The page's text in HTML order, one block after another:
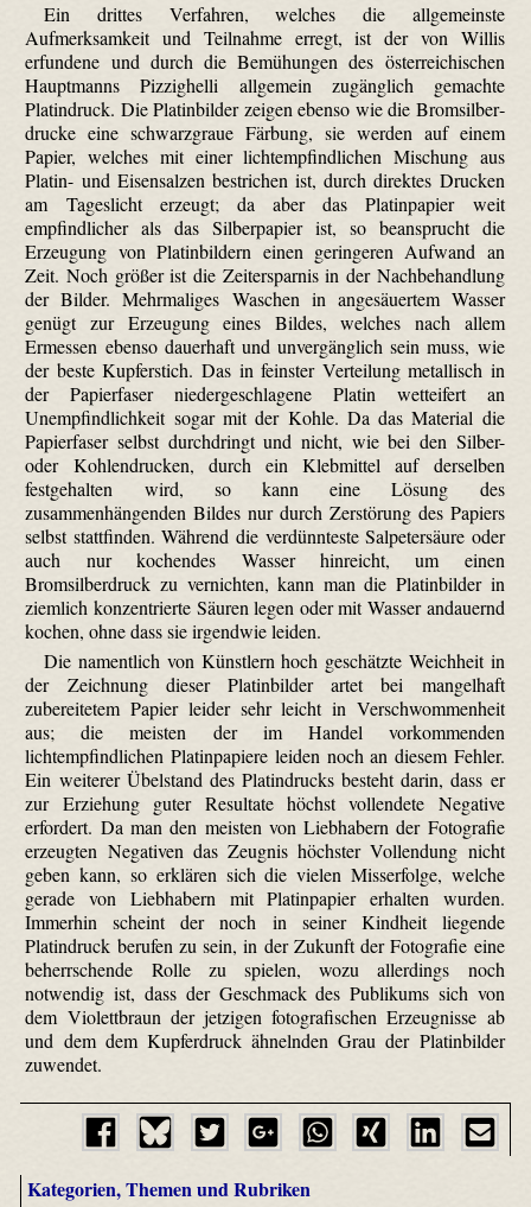
Ein drittes Verfahren, welches die allgemeinste
Aufmerksamkeit und Teilnahme erregt, ist der von Willis
erfundene und durch die Bemühungen des österreichischen
Hauptmanns Pizzighelli allgemein zugänglich gemachte
Platindruck. Die Platinbilder zeigen ebenso wie die Brom­silber­
drucke eine schwarzgraue Färbung, sie werden auf einem
Papier, welches mit einer lichtempfindlichen Mischung aus
Platin- und Eisensalzen bestrichen ist, durch direktes Drucken
am Tageslicht erzeugt; da aber das Platinpapier weit
empfindlicher als das Silberpapier ist, so beansprucht die
Erzeugung von Platinbildern einen geringeren Aufwand an
Zeit. Noch größer ist die Zeitersparnis in der Nachbehandlung
der Bilder. Mehrmaliges Waschen in angesäuertem Wasser
genügt zur Erzeugung eines Bildes, welches nach allem
Ermessen ebenso dauerhaft und unvergänglich sein muss, wie
der beste Kupferstich. Das in feinster Verteilung metallisch in
der Papierfaser niedergeschlagene Platin wetteifert an
Unempfindlichkeit sogar mit der Kohle. Da das Material die
Papierfaser selbst durchdringt und nicht, wie bei den Silber-
oder Kohlendrucken, durch ein Klebmittel auf derselben
festgehalten wird, so kann eine Lösung des
zusammenhängenden Bildes nur durch Zerstörung des Papiers
selbst stattfinden. Während die verdünnteste Salpetersäure oder
auch nur kochendes Wasser hinreicht, um einen
Bromsilberdruck zu vernichten, kann man die Platinbilder in
ziemlich konzentrierte Säuren legen oder mit Wasser andauernd
kochen, ohne dass sie irgendwie leiden.
Die namentlich von Künstlern hoch geschätzte Weichheit in
der Zeichnung dieser Platinbilder artet bei mangelhaft
zubereitetem Papier leider sehr leicht in Verschwommenheit
aus; die meisten der im Handel vorkommenden
lichtempfindlichen Platinpapiere leiden noch an diesem Fehler.
Ein weiterer Übelstand des Platindrucks besteht darin, dass er
zur Erziehung guter Resultate höchst vollendete Negative
erfordert. Da man den meisten von Liebhabern der Fotografie
erzeugten Negativen das Zeugnis höchster Vollendung nicht
geben kann, so erklären sich die vielen Misserfolge, welche
gerade von Liebhabern mit Platinpapier erhalten wurden.
Immerhin scheint der noch in seiner Kindheit liegende
Platindruck berufen zu sein, in der Zukunft der Fotografie eine
beherrschende Rolle zu spielen, wozu allerdings noch
notwendig ist, dass der Geschmack des Publikums sich von
dem Violettbraun der jetzigen fotografischen Erzeugnisse ab
und dem dem Kupferdruck ähnelnden Grau der Platinbilder
zuwendet.
Kategorien, Themen und Rubriken